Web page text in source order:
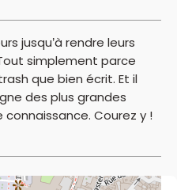
jusqu’à rendre leurs
simplement parce
que bien écrit. Et il
des plus grandes
Courez y !